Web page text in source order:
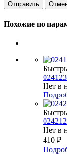
Похожие по
Нет в
Нет в
410 ₽